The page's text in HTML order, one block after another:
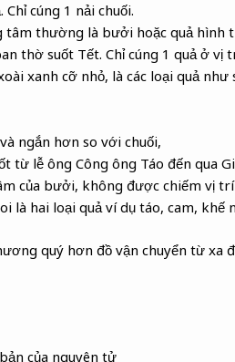
cúng 1 nải chuối.
thường là bưởi hoặc quả hình
thờ suốt Tết. Chỉ cúng 1 quả ở vị
xanh cỡ nhỏ, là các loại quả như
ngắn hơn so với chuối,
từ lễ ông Công ông Táo đến qua
của bưởi, không được chiếm vị trí
là hai loại quả ví dụ táo, cam, khế
quý hơn đồ vận chuyển từ xa
của nguyên tử